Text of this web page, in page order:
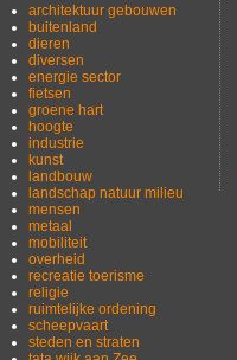
architektuur gebouwen
buitenland
dieren
diversen
energie sector
fietsen
groene hart
hoogte
industrie
kunst
landbouw
landschap natuur milieu
mensen
metaal
mobiliteit
overheid
recreatie toerisme
religie
ruimtelijke ordening
scheepvaart
steden en straten